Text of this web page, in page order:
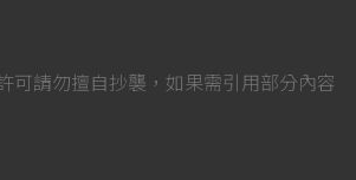
可請勿擅自抄襲，如果需引用部分內容